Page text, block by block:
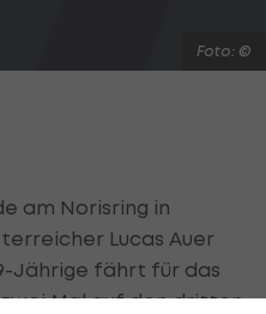
Foto: ©
am Norisring in
Lucas Auer
Jährige fährt für das
Mal auf den dritten